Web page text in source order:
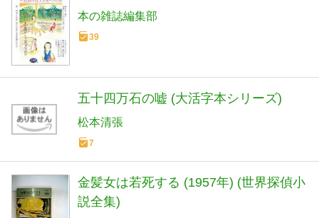
本の雑誌編集部
39
五十四万石の嘘 (大活字本シリーズ)
松本清張
7
金髪女は若死する (1957年) (世界探偵小
説全集)